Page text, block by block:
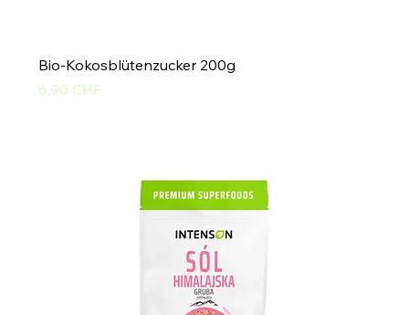
Bio-Kokosblütenzucker 200g
Preis
6,90 CHF